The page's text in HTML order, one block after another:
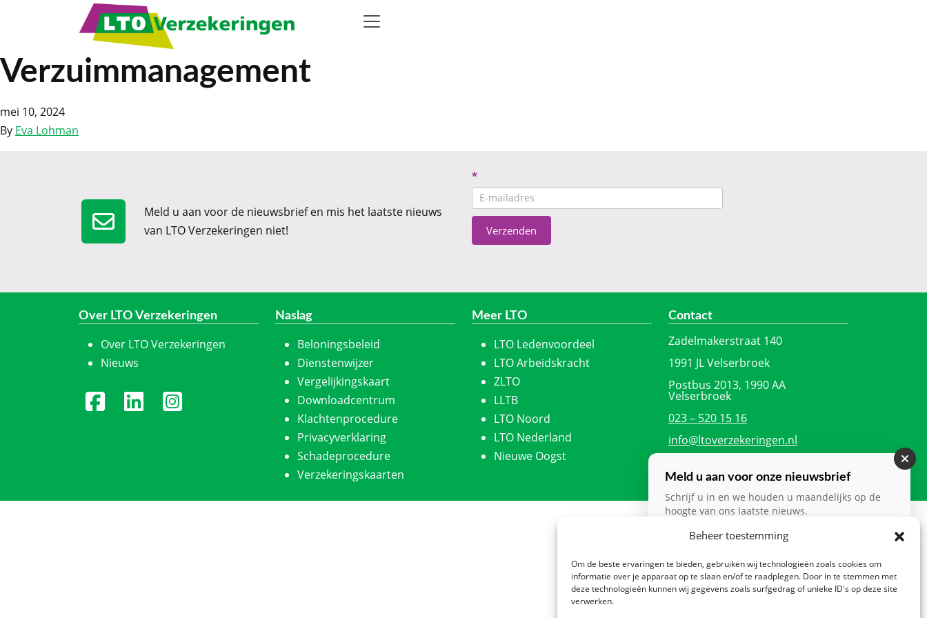
Beheer toestemming
Om de beste ervaringen te bieden, gebruiken wij technologieën zoals cookies om
informatie over je apparaat op te slaan en/of te raadplegen. Door in te stemmen met
deze technologieën kunnen wij gegevens zoals surfgedrag of unieke ID's op deze site
verwerken.
Verzuimmanagement
mei 10, 2024
By Eva Lohman
Meld u aan voor de nieuwsbrief en mis het laatste nieuws
van LTO Verzekeringen niet!
Nieuwsbrief
CTA
*
Verzenden
Over LTO Verzekeringen
Over LTO Verzekeringen
Nieuws
Naslag
Beloningsbeleid
Dienstenwijzer
Vergelijkingskaart
Downloadcentrum
Klachtenprocedure
Privacyverklaring
Schadeprocedure
Verzekeringskaarten
Meer LTO
LTO Ledenvoordeel
LTO Arbeidskracht
ZLTO
LLTB
LTO Noord
LTO Nederland
Nieuwe Oogst
Contact
Zadelmakerstraat 140
1991 JL Velserbroek
Postbus 2013, 1990 AA
Velserbroek
023 – 520 15 16
info@ltoverzekeringen.nl
Meld u aan voor onze nieuwsbrief
Schrijf u in en we houden u maandelijks op de
hoogte van ons laatste nieuws.
Nieuwsbrief
CTA